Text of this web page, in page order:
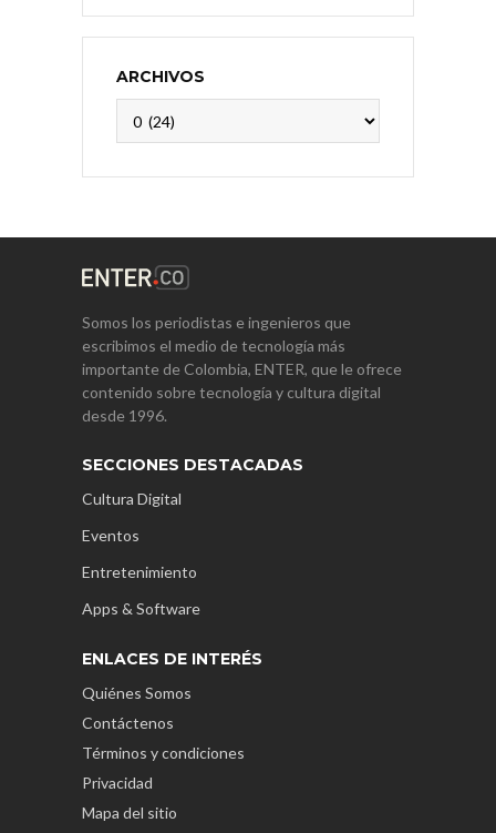
ARCHIVOS
Somos los periodistas e ingenieros que
escribimos el medio de tecnología más
importante de Colombia, ENTER, que le ofrece
contenido sobre tecnología y cultura digital
desde 1996.
SECCIONES DESTACADAS
Cultura Digital
Eventos
Entretenimiento
Apps & Software
ENLACES DE INTERÉS
Quiénes Somos
Contáctenos
Términos y condiciones
Privacidad
Mapa del sitio